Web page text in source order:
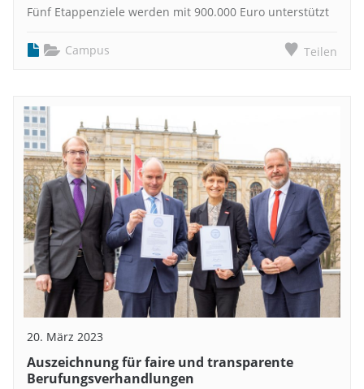
Fünf Etappenziele werden mit 900.000 Euro unterstützt
Campus Teilen
20. März 2023
Auszeichnung für faire und transparente
Berufungsverhandlungen